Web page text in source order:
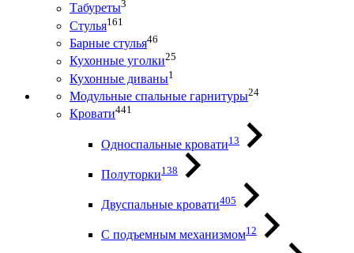
Табуреты3
Стулья161
Барные стулья46
Кухонные уголки25
Кухонные диваны1
Модульные спальные гарнитуры24
Кровати441
Односпальные кровати13
Полуторки138
Двуспальные кровати405
С подъемным механизмом12